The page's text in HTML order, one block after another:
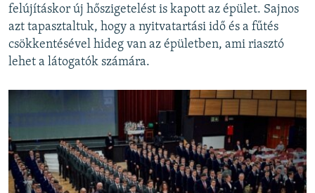
felújításkor új hőszigetelést is kapott az épület. Sajnos
azt tapasztaltuk, hogy a nyitvatartási idő és a fűtés
csökkentésével hideg van az épületben, ami riasztó
lehet a látogatók számára.